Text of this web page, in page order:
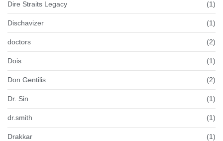
Dire Straits Legacy (1)
Dischavizer (1)
doctors (2)
Dois (1)
Don Gentilis (2)
Dr. Sin (1)
dr.smith (1)
Drakkar (1)